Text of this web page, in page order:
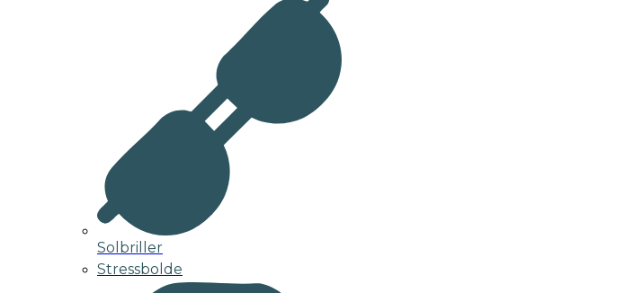
Solbriller
Stressbolde